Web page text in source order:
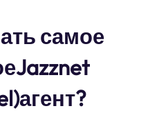
самое